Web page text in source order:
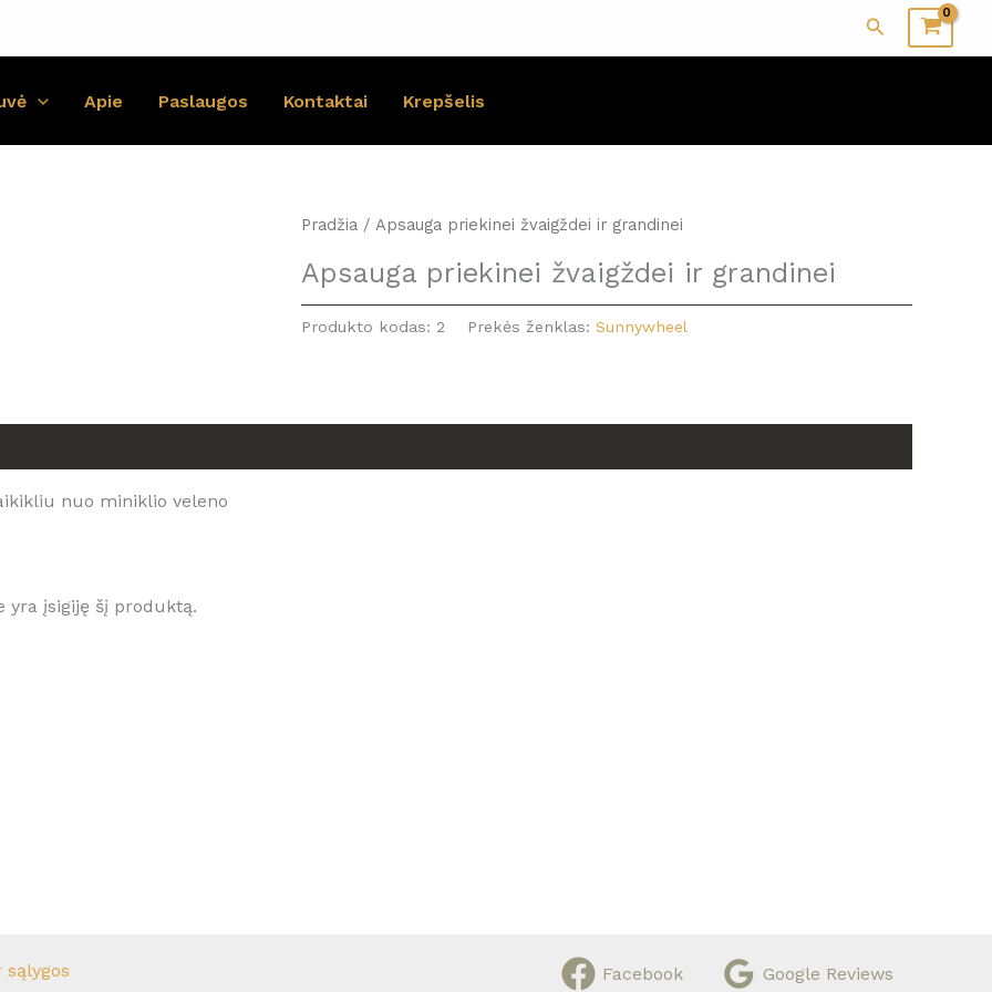
Paieška
Apie Paslaugos Kontaktai Krepšelis
Pradžia / Apsauga priekinei žvaigždei ir grandinei
Apsauga priekinei žvaigždei ir grandinei
Produkto kodas: 2 Prekės ženklas: Sunnywheel
nuo miniklio veleno
yra įsigiję šį produktą.
sąlygos Facebook Google Reviews